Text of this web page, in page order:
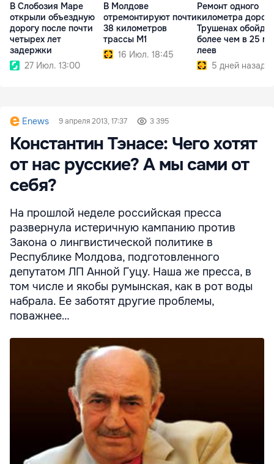
В Слобозия Маре
открыли объездную
дорогу после почти
четырех лет
задержки
27 Июл. 13:00
В Молдове
отремонтируют почти
38 километров
трассы M1
16 Июл. 18:45
Ремонт одного
километра
Трушенах
более чем в 25
леев
5 дней назад
Enews 9 апреля 2013, 17:37 3 395
Константин Тэнасе: Чего хотят
от нас русские? А мы сами от
себя?
На прошлой неделе российская пресса
развернула истеричную кампанию против
Закона о лингвистической политике в
Республике Молдова, подготовленного
депутатом ЛП Анной Гуцу. Наша же пресса, в
том числе и якобы румынская, как в рот воды
набрала. Ее заботят другие проблемы,
поважнее…